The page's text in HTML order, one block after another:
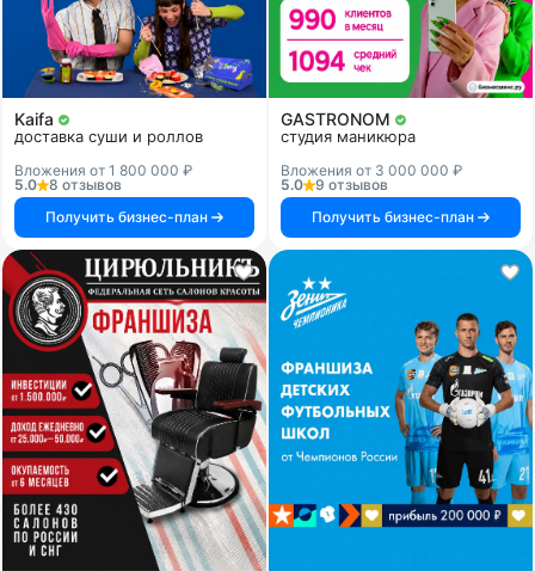
Kaifa
доставка суши и роллов
Вложения от 1 800 000 ₽
5.0
8 отзывов
Получить бизнес-план
GASTRONOM
студия маникюра
Вложения от 3 000 000 ₽
5.0
9 отзывов
Получить бизнес-план